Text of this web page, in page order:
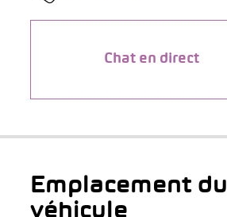
Chat en direct
Emplacement du
véhicule